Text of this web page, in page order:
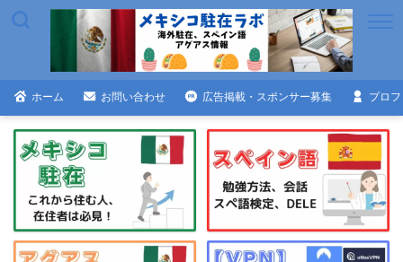
ホーム お問い合わせ 広告掲載・スポンサー募集 プロ